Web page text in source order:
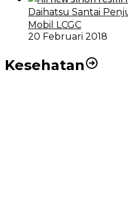
Daihatsu Santai
Mobil LCGC
20 Februari 2018
Kesehatan